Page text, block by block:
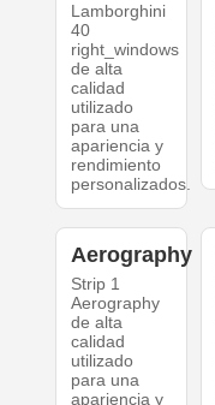
Lamborghini
40
right_windows
de alta
calidad
utilizado
para una
apariencia y
rendimiento
personalizados.
Aerography
Strip 1
Aerography
de alta
calidad
utilizado
para una
apariencia y